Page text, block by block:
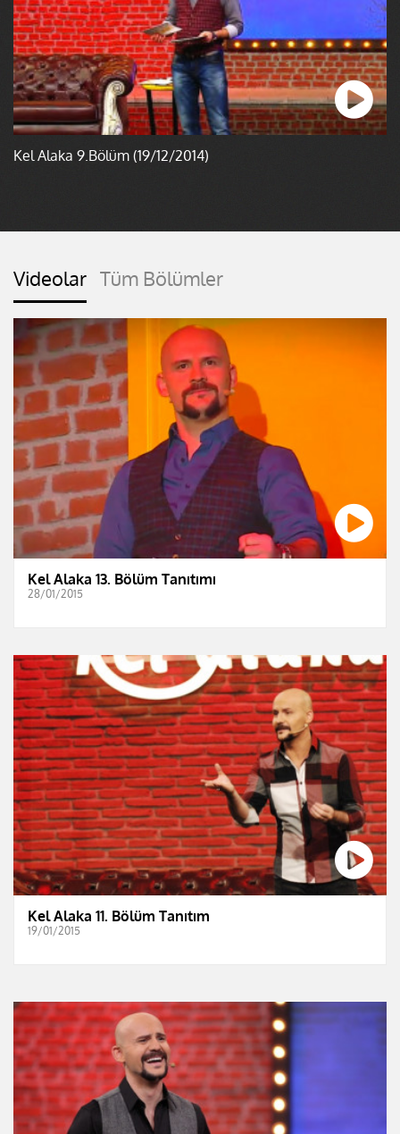
Kel Alaka 9.Bölüm (19/12/2014)
Videolar Tüm Bölümler
Kel Alaka 13. Bölüm Tanıtımı
28/01/2015
Kel Alaka 11. Bölüm Tanıtım
19/01/2015